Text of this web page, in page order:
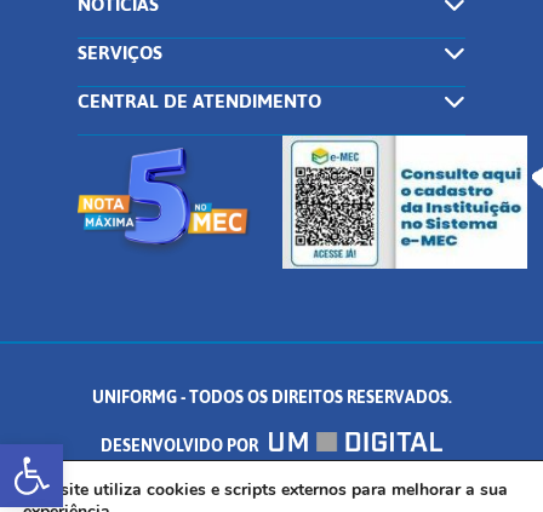
Abrir a barra de ferramentas
SERVIÇOS
CENTRAL DE ATENDIMENTO
UNIFORMG - TODOS OS DIREITOS RESERVADOS.
DESENVOLVIDO POR
AV. DR. ARNALDO DE SENNA, 328 - PALMEIRAS, FORMIGA/MG - CEP:
Este site utiliza cookies e scripts externos para melhorar a sua